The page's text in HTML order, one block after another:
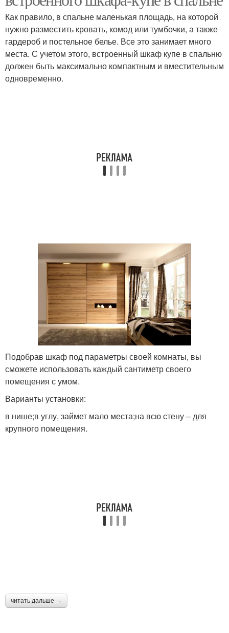
Как правило, в спальне маленькая площадь, на которой
нужно разместить кровать, комод или тумбочки, а также
гардероб и постельное белье. Все это занимает много
места. С учетом этого, встроенный шкаф купе в спальню
должен быть максимально компактным и вместительным
одновременно.
Подобрав шкаф под параметры своей комнаты, вы
сможете использовать каждый сантиметр своего
помещения с умом.
Варианты установки:
в нише;в углу, займет мало места;на всю стену – для
крупного помещения.
читать дальше →